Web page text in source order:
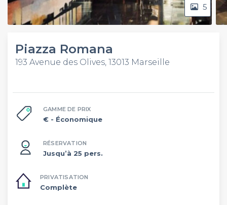
5
Piazza Romana
193 Avenue des Olives, 13013 Marseille
GAMME DE PRIX
€ - Économique
RÉSERVATION
Jusqu’à 25 pers.
PRIVATISATION
Complète